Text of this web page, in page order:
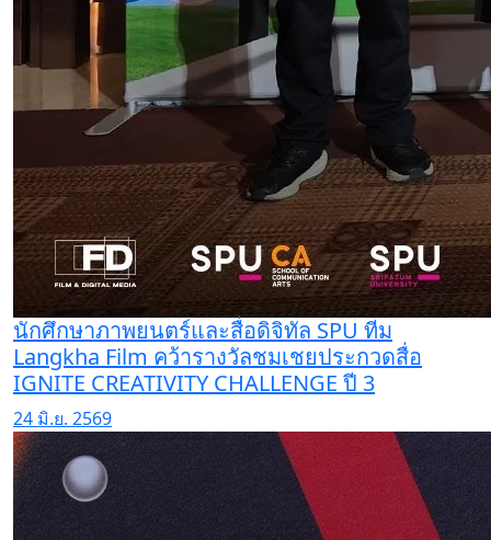
นักศึกษาภาพยนตร์และสื่อดิจิทัล SPU ทีม
Langkha Film คว้ารางวัลชมเชยประกวดสื่อ
IGNITE CREATIVITY CHALLENGE ปี 3
24 มิ.ย. 2569